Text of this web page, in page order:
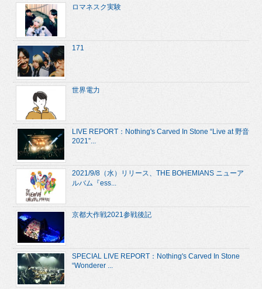
ロマネスク実験
171
世界電力
LIVE REPORT：Nothing's Carved In Stone “Live at 野音
2021”...
2021/9/8（水）リリース、THE BOHEMIANS ニューア
ルバム『ess...
京都大作戦2021参戦後記
SPECIAL LIVE REPORT：Nothing's Carved In Stone
“Wonderer ...